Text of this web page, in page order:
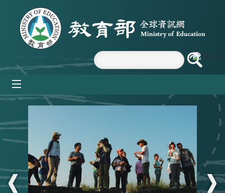
跳到主要內容區塊
:::